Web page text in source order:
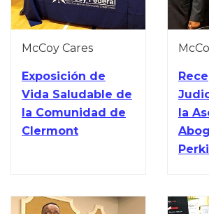
McCoy Cares
Exposición de
Vida Saludable de
la Comunidad de
Clermont
la